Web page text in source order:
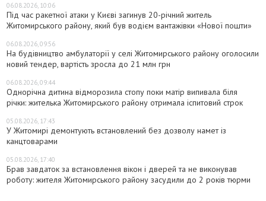
06.08.2026, 10:06
Під час ракетної атаки у Києві загинув 20-річний житель
Житомирського району, який був водієм вантажівки «Нової пошти»
06.08.2026, 09:56
На будівництво амбулаторії у селі Житомирського району оголосили
новий тендер, вартість зросла до 21 млн грн
06.08.2026, 09:44
Однорічна дитина відморозила стопу поки матір випивала біля
річки: жителька Житомирського району отримала іспитовий строк
05.08.2026, 17:43
У Житомирі демонтують встановлений без дозволу намет із
канцтоварами
05.08.2026, 17:40
Брав завдаток за встановлення вікон і дверей та не виконував
роботу: жителя Житомирського району засудили до 2 років тюрми